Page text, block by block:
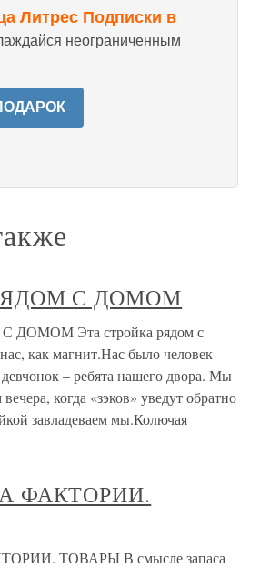
Литрес Подписки в
неограниченным
С ДОМОМ
Эта стройка рядом с
как магнит.Нас было человек
– ребята нашего двора. Мы
когда «зэков» уведут обратно
завладеваем мы.Колючая
ФАКТОРИИ.
ТОВАРЫ В смысле запаса